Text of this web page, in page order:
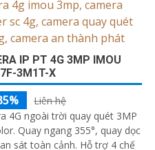
IP PT 4G 3MP IMOU
3M1T-X
Liên hệ
4G ngoài trời quay quét 3MP
Quay ngang 355°, quay dọc
sát toàn cảnh. Hỗ trợ 4 chế